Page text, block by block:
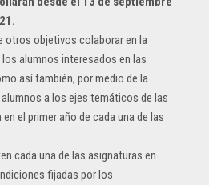
otros objetivos colaborar en la
alumnos interesados en las
así también, por medio de la
a los ejes temáticos de las
el primer año de cada una de las
cada una de las asignaturas en
fijadas por los